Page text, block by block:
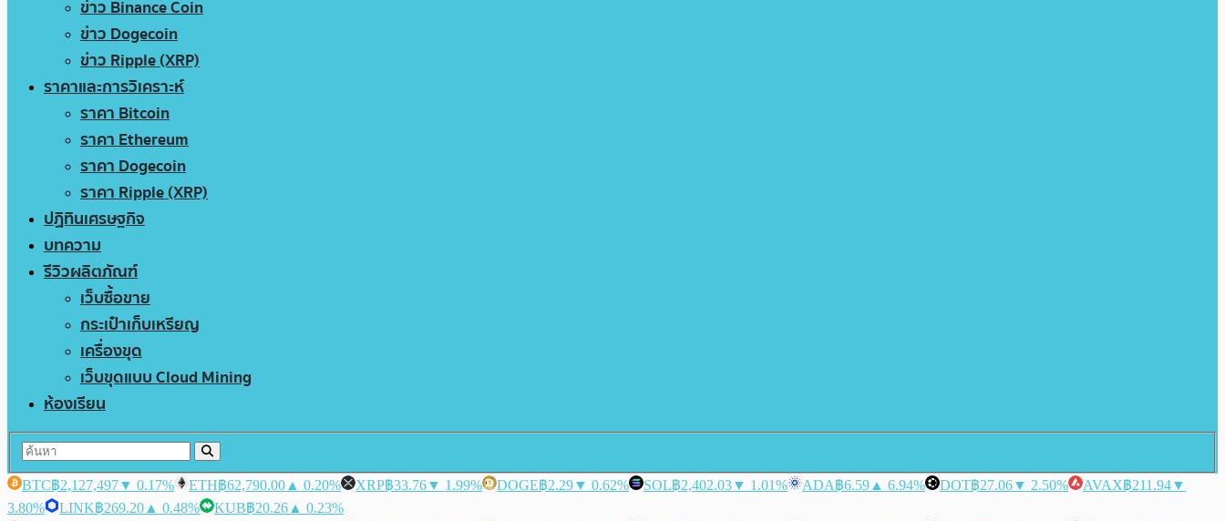
ข่าว Binance Coin
ข่าว Dogecoin
ข่าว Ripple (XRP)
ราคาและการวิเคราะห์
ราคา Bitcoin
ราคา Ethereum
ราคา Dogecoin
ราคา Ripple (XRP)
ปฏิทินเศรษฐกิจ
บทความ
รีวิวผลิตภัณฑ์
เว็บซื้อขาย
กระเป๋าเก็บเหรียญ
เครื่องขุด
เว็บขุดแบบ Cloud Mining
ห้องเรียน
BTC฿2,127,497▼ 0.17% ETH฿62,790.00 ▲ 0.20% XRP฿33.76▼ 1.99% DOGE฿2.29▼ 0.62% SOL฿2,402.03▼ 1.01% ADA฿6.59 ▲ 6.94% DOT฿27.06▼ 2.50% AVAX฿211.94▼
3.80%
LINK฿269.20 ▲ 0.48% KUB฿20.26 ▲ 0.23%